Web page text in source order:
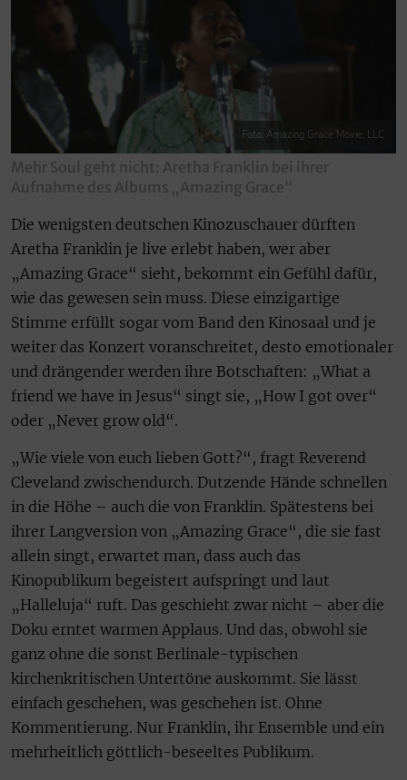
Foto: Amazing Grace Movie, LLC
Mehr Soul geht nicht: Aretha Franklin bei ihrer
Aufnahme des Albums „Amazing Grace“
Die wenigsten deutschen Kinozuschauer dürften
Aretha Franklin je live erlebt haben, wer aber
„Amazing Grace“ sieht, bekommt ein Gefühl dafür,
wie das gewesen sein muss. Diese einzigartige
Stimme erfüllt sogar vom Band den Kinosaal und je
weiter das Konzert voranschreitet, desto emotionaler
und drängender werden ihre Botschaften: „What a
friend we have in Jesus“ singt sie, „How I got over“
oder „Never grow old“.
„Wie viele von euch lieben Gott?“, fragt Reverend
Cleveland zwischendurch. Dutzende Hände schnellen
in die Höhe – auch die von Franklin. Spätestens bei
ihrer Langversion von „Amazing Grace“, die sie fast
allein singt, erwartet man, dass auch das
Kinopublikum begeistert aufspringt und laut
„Halleluja“ ruft. Das geschieht zwar nicht – aber die
Doku erntet warmen Applaus. Und das, obwohl sie
ganz ohne die sonst Berlinale-typischen
kirchenkritischen Untertöne auskommt. Sie lässt
einfach geschehen, was geschehen ist. Ohne
Kommentierung. Nur Franklin, ihr Ensemble und ein
mehrheitlich göttlich-beseeltes Publikum.